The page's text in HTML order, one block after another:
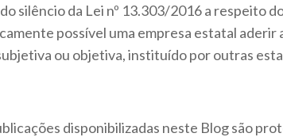
silêncio da Lei nº 13.303/2016 a respeito
possível uma empresa estatal
ou objetiva, instituído por outras
disponibilizadas neste Blog são